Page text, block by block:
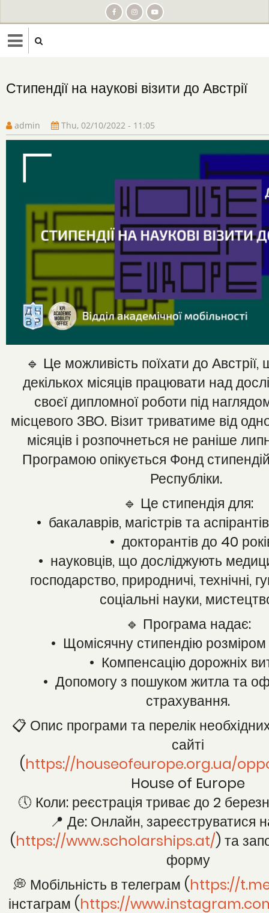
to
main
content
Стипендії на наукові візити до Австрії
admin Thu, 02/10/2022 - 11:05
🔹 Це можливість поїхати до
декількох місяців працювати над
своєї дипломної роботи під
місцевого ЗВО. Візит триватиме від
місяців і розпочнеться не раніше
Програмою опікується Фонд
Республіки.
🔹 Це стипендія для:
• бакалаврів, магістрів та
• докторантів до 40
• науковців, що досліджують
господарство, природничі, технічні,
соціальні науки,
🔹 Програма надає:
• Щомісячну стипендію
• Компенсацію дорожніх
• Допомогу з пошуком житла та
страхування.
📋 Опис програми та перелік
сайті
(https://houseofeurope.org.ua/
House of Europe
🕔 Коли: реєстрація триває до 2
📍 Де: Онлайн, зареєструватися
(https://www.scholarships.at/) та
форму
💭 Мобільність в телеграм (https://
інстаграм (https://